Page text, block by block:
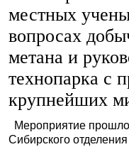
местных
вопросах
метана и
технопарка с
крупнейших
Мероприятие прошло
Сибирского